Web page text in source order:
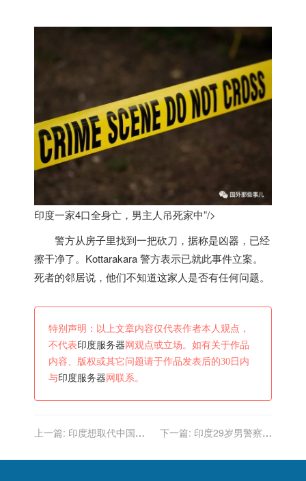
印度一家4口全身亡，男主人吊死家中”/>
警方从房子里找到一把砍刀，据称是凶器，已经
擦干净了。Kottarakara 警方表示已就此事件立案。
死者的邻居说，他们不知道这家人是否有任何问题。
特别声明：以上文章内容仅代表作者本人观点，
不代表印度服务器 网观点或立场。如有关于作品
内容、版权或其它问题请于作品发表后的30日内
与印度服务器 网联系。
上一篇: 印度想取代中国？
方慌了：扶不上墙
下一篇: 印度29岁男警察在
身亡